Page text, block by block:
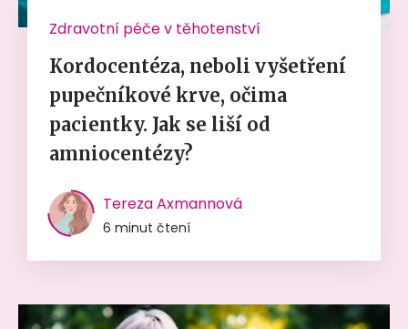
Zdravotní péče v těhotenství
Kordocentéza, neboli vyšetření
pupečníkové krve, očima
pacientky. Jak se liší od
amniocentézy?
Tereza Axmannová
6 minut čtení